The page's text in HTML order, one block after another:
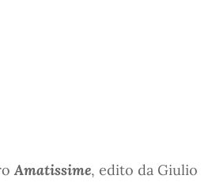
Amatissime, edito da Giulio